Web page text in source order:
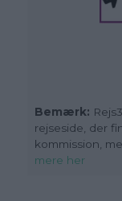
Bemærk:
rejseside, der
kommission,
mere her